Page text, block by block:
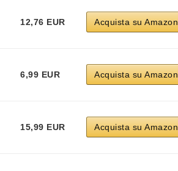
12,76 EUR Acquista su Amazon
6,99 EUR Acquista su Amazon
15,99 EUR Acquista su Amazon